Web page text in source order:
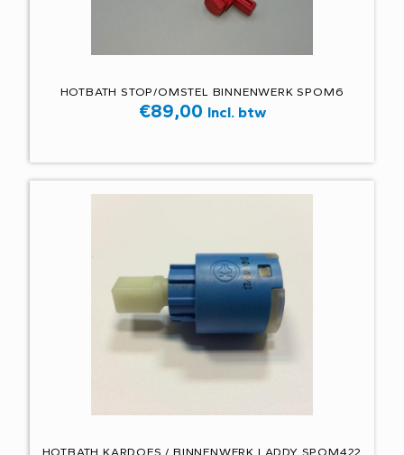
HOTBATH STOP/OMSTEL BINNENWERK SPOM6
€89,00 Incl. btw
HOTBATH KARDOES / BINNENWERK LADDY SPOM422